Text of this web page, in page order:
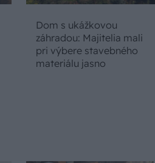
Dom s ukážkovou
záhradou: Majitelia mali
pri výbere stavebného
materiálu jasno